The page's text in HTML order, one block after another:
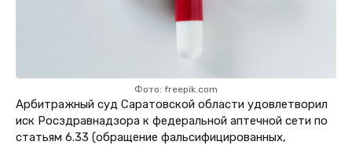
Фото: freepik.com
Арбитражный суд Саратовской области удовлетворил
иск Росздравнадзора к федеральной аптечной сети по
статьям 6.33 (обращение фальсифицированных,